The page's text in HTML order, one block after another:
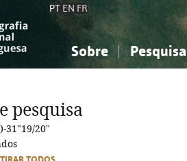
PT EN FR
Sobre Pesquisa
Ciências sociais...
Ciências sociais...
pesquisa
31"19/20"